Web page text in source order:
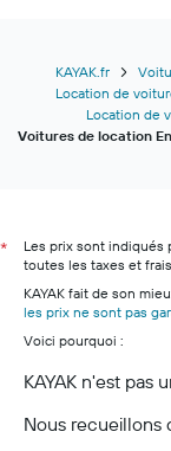
KAYAK.fr
Location de
Location de
Voitures de location
*
Les prix sont
toutes les taxes et frais
KAYAK fait de son
les prix ne sont pas
Voici pourquoi :
KAYAK n'est pas
Nous recueillons